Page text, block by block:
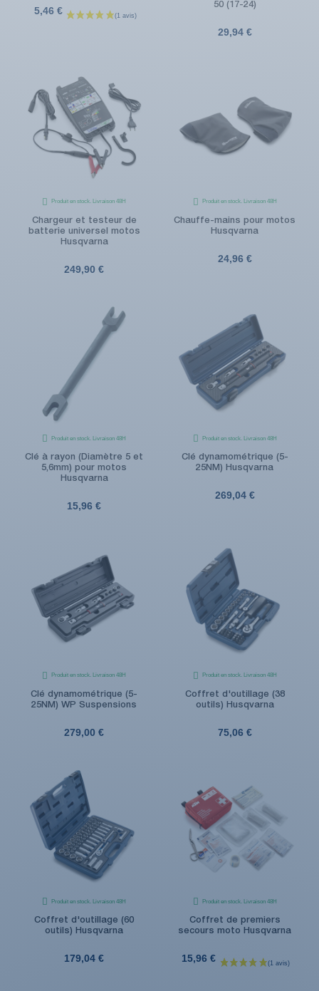
(1 avis)
5,46 €
50 (17-24)
29,94 €
Produit en stock. Livraison 48H
Chargeur et testeur de
batterie universel motos
Husqvarna
249,90 €
Produit en stock. Livraison 48H
Chauffe-mains pour motos
Husqvarna
24,96 €
Produit en stock. Livraison 48H
Clé à rayon (Diamètre 5 et
5,6mm) pour motos
Husqvarna
15,96 €
Produit en stock. Livraison 48H
Clé dynamométrique (5-
25NM) Husqvarna
269,04 €
Produit en stock. Livraison 48H
Clé dynamométrique (5-
25NM) WP Suspensions
279,00 €
Produit en stock. Livraison 48H
Coffret d'outillage (38
outils) Husqvarna
75,06 €
Produit en stock. Livraison 48H
Coffret d'outillage (60
outils) Husqvarna
179,04 €
Produit en stock. Livraison 48H
Coffret de premiers
secours moto Husqvarna
15,96 €